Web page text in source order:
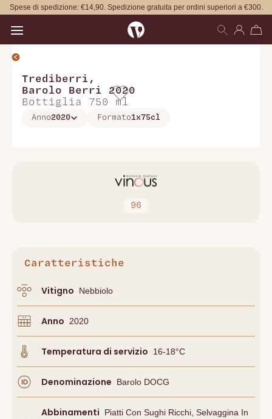
Spese di spedizione: €14,90. Spedizione gratuita per ordini superiori a €300.
Trediberri ,
Barolo Berri 2020
Bottiglia 750 ml
Anno2020 Formato1x75cl
96
Caratteristiche
Vitigno Nebbiolo
Anno 2020
Temperatura di servizio 16-18°C
Denominazione Barolo DOCG
Abbinamenti
Piatti Con Sughi Ricchi, Selvaggina In